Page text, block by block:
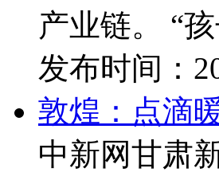
产业链。 “
发布时间：
敦煌：点滴
中新网甘肃